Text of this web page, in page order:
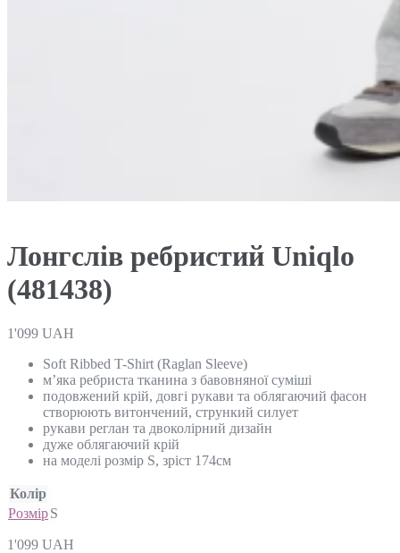
Лонгслів ребристий Uniqlo
(481438)
1'099 UAH
Soft Ribbed T-Shirt (Raglan Sleeve)
м’яка ребриста тканина з бавовняної суміші
подовжений крій, довгі рукави та облягаючий фасон
створюють витончений, стрункий силует
рукави реглан та двоколірний дизайн
дуже облягаючий крій
на моделі розмір S, зріст 174см
Колір
РозмірS
1'099 UAH